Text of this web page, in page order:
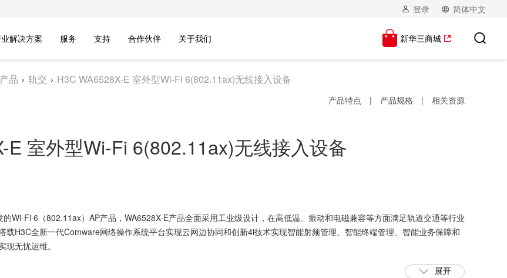
登录 简体中文
解决方案 服务 支持 合作伙伴 关于我们 新华三商城
产品特点 | 产品规格 | 相关资源
品 轨交 H3C WA6528X-E 室外型Wi-Fi 6(802.11ax)无线接入设备
E 室外型Wi-Fi 6(802.11ax)无线接入设备
Wi-Fi 6（802.11ax）AP产品， WA6528X-E产品全面采用工业级设计，在高低温、振动和电磁兼容等方面满足轨道交通等行业
H3C全新一代Comware网络操作系统平台实现云网边协同和创新4i技术实现智能射频管理、智能终端管理、智能业务保障和
无忧运维。
频段4空间流，最大协商速率4.8Gbps，2.4GHz频段4空间流，最大协商速率1.15Gbps，其中2.4GHz频段切换成5GHz频段，
展开